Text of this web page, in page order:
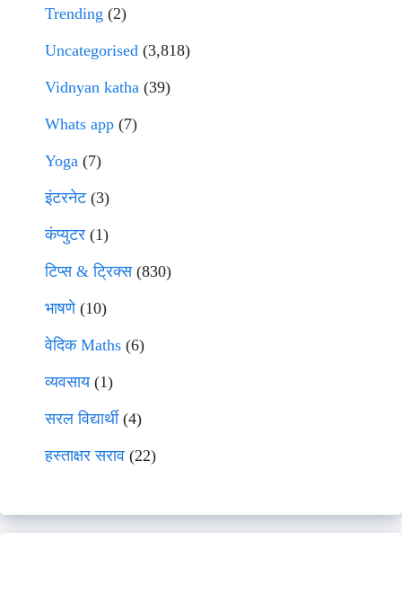
Trending (2)
Uncategorised (3,818)
Vidnyan katha (39)
Whats app (7)
Yoga (7)
इंटरनेट(3)
कंप्युटर (1)
टिप्स & ट्रिक्स(830)
भाषणे(10)
वेदिक Maths (6)
व्यवसाय(1)
सरल विद्यार्थी(4)
हस्ताक्षर सराव (22)